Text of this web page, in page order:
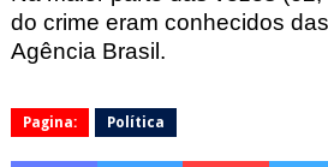
do crime eram conhecidos
Agência Brasil.
Pagina: Política